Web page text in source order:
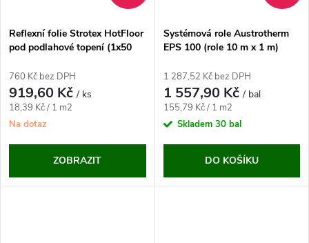
Reflexní folie Strotex HotFloor
pod podlahové topení (1x50
760 Kč bez DPH
919,60 Kč/ ks
Měrná
cena:
18,39 Kč / 1 m2
Na dotaz
ZOBRAZIT
Systémová role Austrotherm
EPS 100 (role 10 m x 1 m)
1 287,52 Kč bez DPH
1 557,90 Kč/ bal
Měrná
cena:
155,79 Kč / 1 m2
Skladem 30 bal
DO KOŠÍKU